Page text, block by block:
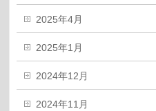
2025年4月
2025年1月
2024年12月
2024年11月